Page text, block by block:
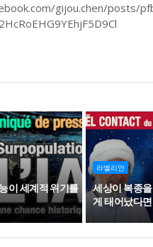
gijou.chen/posts/
이 세계적 위기를
라엘리안
세상이 복종
게 태어났다